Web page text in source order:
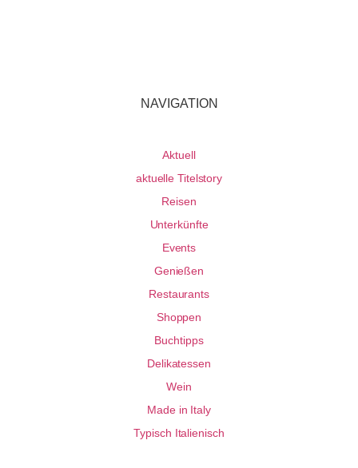
NAVIGATION
Aktuell
aktuelle Titelstory
Reisen
Unterkünfte
Events
Genießen
Restaurants
Shoppen
Buchtipps
Delikatessen
Wein
Made in Italy
Typisch Italienisch